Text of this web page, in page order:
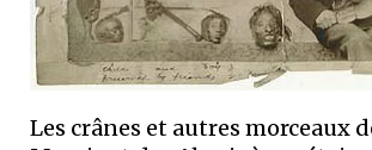
Les crânes et autres morceaux